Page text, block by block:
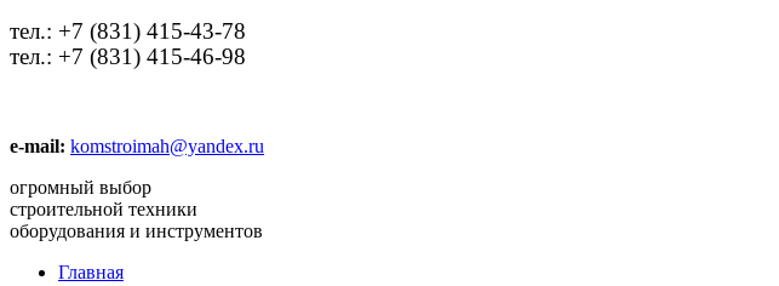
тел.: +7 (831) 415-43-78
тел.: +7 (831) 415-46-98
e-mail: komstroimah@yandex.ru
огромный выбор
строительной техники
оборудования и инструментов
Главная